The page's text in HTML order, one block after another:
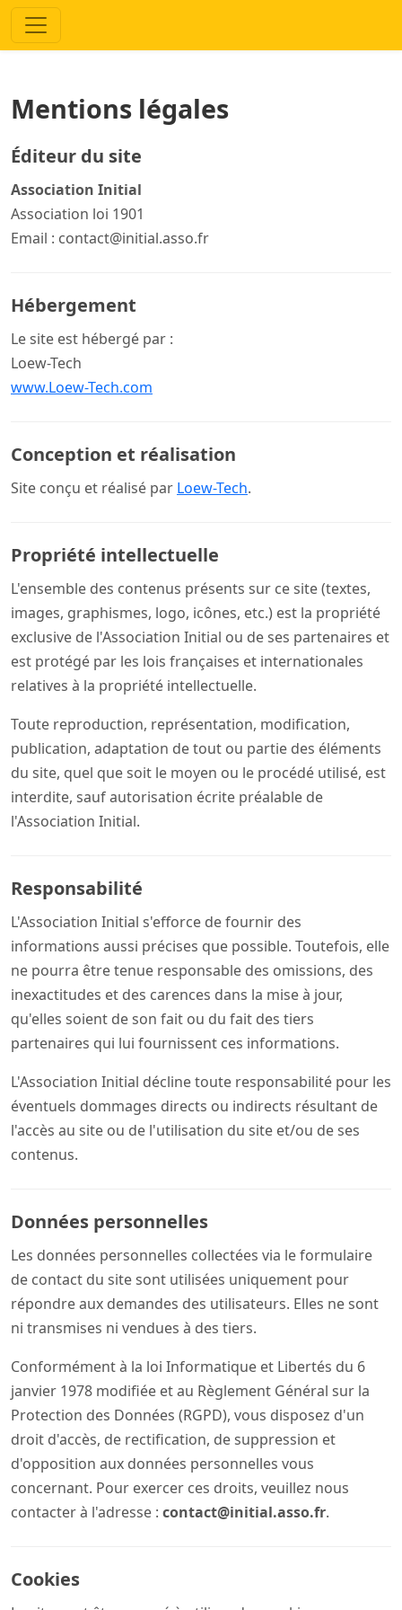
Mentions légales
Éditeur du site
Association Initial
Association loi 1901
Email : contact@initial.asso.fr
Hébergement
Le site est hébergé par :
Loew-Tech
www.Loew-Tech.com
Conception et réalisation
Site conçu et réalisé par Loew-Tech.
Propriété intellectuelle
L'ensemble des contenus présents sur ce site (textes,
images, graphismes, logo, icônes, etc.) est la propriété
exclusive de l'Association Initial ou de ses partenaires et
est protégé par les lois françaises et internationales
relatives à la propriété intellectuelle.
Toute reproduction, représentation, modification,
publication, adaptation de tout ou partie des éléments
du site, quel que soit le moyen ou le procédé utilisé, est
interdite, sauf autorisation écrite préalable de
l'Association Initial.
Responsabilité
L'Association Initial s'efforce de fournir des
informations aussi précises que possible. Toutefois, elle
ne pourra être tenue responsable des omissions, des
inexactitudes et des carences dans la mise à jour,
qu'elles soient de son fait ou du fait des tiers
partenaires qui lui fournissent ces informations.
L'Association Initial décline toute responsabilité pour les
éventuels dommages directs ou indirects résultant de
l'accès au site ou de l'utilisation du site et/ou de ses
contenus.
Données personnelles
Les données personnelles collectées via le formulaire
de contact du site sont utilisées uniquement pour
répondre aux demandes des utilisateurs. Elles ne sont
ni transmises ni vendues à des tiers.
Conformément à la loi Informatique et Libertés du 6
janvier 1978 modifiée et au Règlement Général sur la
Protection des Données (RGPD), vous disposez d'un
droit d'accès, de rectification, de suppression et
d'opposition aux données personnelles vous
concernant. Pour exercer ces droits, veuillez nous
contacter à l'adresse : contact@initial.asso.fr.
Cookies